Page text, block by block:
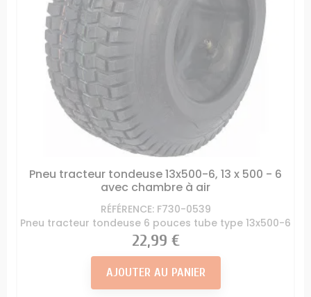
Pneu tracteur tondeuse 13x500-6, 13 x 500 - 6
avec chambre à air
RÉFÉRENCE: F730-0539
Pneu tracteur tondeuse 6 pouces tube type 13x500-6
Prix
22,99 €
AJOUTER AU PANIER